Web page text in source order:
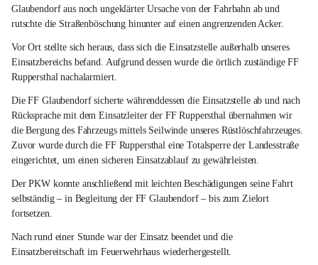
Glaubendorf aus noch ungeklärter Ursache von der Fahrbahn ab und
rutschte die Straßenböschung hinunter auf einen angrenzenden Acker.
Vor Ort stellte sich heraus, dass sich die Einsatzstelle außerhalb unseres
Einsatzbereichs befand. Aufgrund dessen wurde die örtlich zuständige FF
Ruppersthal nachalarmiert.
Die FF Glaubendorf sicherte währenddessen die Einsatzstelle ab und nach
Rücksprache mit dem Einsatzleiter der FF Ruppersthal übernahmen wir
die Bergung des Fahrzeugs mittels Seilwinde unseres Rüstlöschfahrzeuges.
Zuvor wurde durch die FF Ruppersthal eine Totalsperre der Landesstraße
eingerichtet, um einen sicheren Einsatzablauf zu gewährleisten.
Der PKW konnte anschließend mit leichten Beschädigungen seine Fahrt
selbständig – in Begleitung der FF Glaubendorf – bis zum Zielort
fortsetzen.
Nach rund einer Stunde war der Einsatz beendet und die
Einsatzbereitschaft im Feuerwehrhaus wiederhergestellt.